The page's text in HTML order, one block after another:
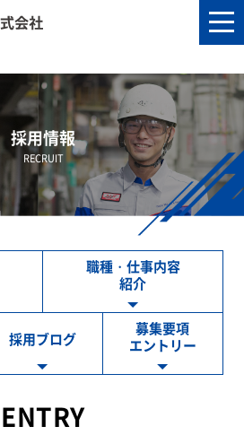
採用情報
RECRUIT
ENTRY
職種・仕事内容
紹介
採用ブログ
募集要項
エントリー